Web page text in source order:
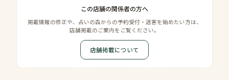
この店舗の関係者の方へ
掲載情報の修正や、占いの森からの予約受付・送客を始めたい方は、
店舗掲載のご案内をご覧ください。
店舗掲載について